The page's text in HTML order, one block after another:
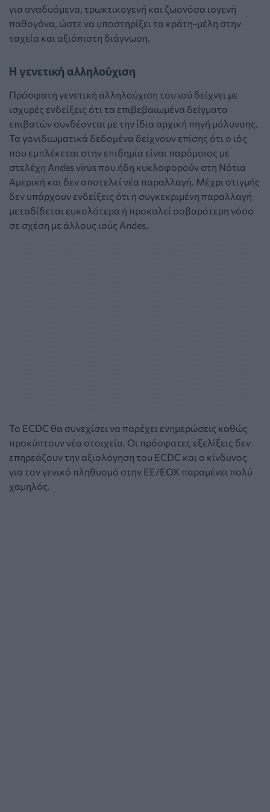
για αναδυόμενα, τρωκτικογενή και ζωονόσα ιογενή
παθογόνα, ώστε να υποστηρίξει τα κράτη-μέλη στην
ταχεία και αξιόπιστη διάγνωση.
Η γενετική αλληλούχιση
Πρόσφατη γενετική αλληλούχιση του ιού δείχνει με
ισχυρές ενδείξεις ότι τα επιβεβαιωμένα δείγματα
επιβατών συνδέονται με την ίδια αρχική πηγή μόλυνσης.
Τα γονιδιωματικά δεδομένα δείχνουν επίσης ότι ο ιός
που εμπλέκεται στην επιδημία είναι παρόμοιος με
στελέχη Andes virus που ήδη κυκλοφορούν στη Νότια
Αμερική και δεν αποτελεί νέα παραλλαγή. Μέχρι στιγμής
δεν υπάρχουν ενδείξεις ότι η συγκεκριμένη παραλλαγή
μεταδίδεται ευκολότερα ή προκαλεί σοβαρότερη νόσο
σε σχέση με άλλους ιούς Andes.
Το ECDC θα συνεχίσει να παρέχει ενημερώσεις καθώς
προκύπτουν νέα στοιχεία. Οι πρόσφατες εξελίξεις δεν
επηρεάζουν την αξιολόγηση του ECDC και ο κίνδυνος
για τον γενικό πληθυσμό στην ΕΕ/ΕΟΧ παραμένει πολύ
χαμηλός.